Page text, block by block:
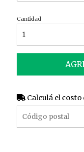
Cantidad
Calculá el costo